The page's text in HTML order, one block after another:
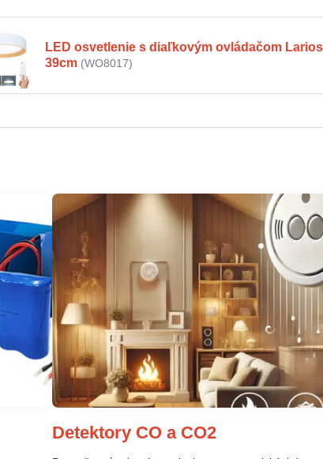
LED osvetlenie s diaľkovým ovládačom Larios
39cm (WO8017)
Detektory CO a CO2